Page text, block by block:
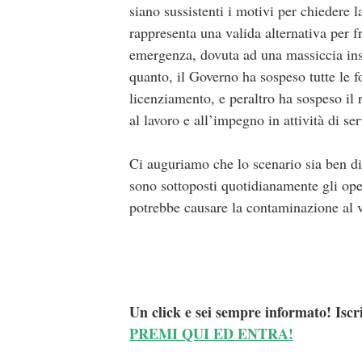
siano sussistenti i motivi per chiedere
rappresenta una valida alternativa per
emergenza, dovuta ad una massiccia
quanto, il Governo ha sospeso tutte le
licenziamento, e peraltro ha sospeso
al lavoro e all’impegno in attività di
Ci auguriamo che lo scenario sia ben
sono sottoposti quotidianamente gli
potrebbe causare la contaminazione
Un click e sei sempre informato!
PREMI QUI ED ENTRA!